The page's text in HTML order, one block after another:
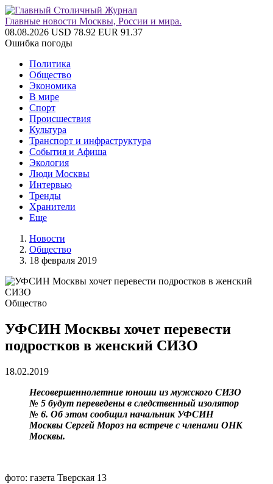
Главные новости Москвы, России и мира.
08.08.2026 USD 78.92 EUR 91.37
Ошибка погоды
Политика
Общество
Экономика
В мире
Спорт
Происшествия
Культура
Транспорт и инфраструктура
События и Афиша
Экология
Люди Москвы
Интервью
Тренды
Хранители
Еще
Новости
Общество
18 февраля 2019
Общество
УФСИН Москвы хочет перевести
подростков в женский СИЗО
18.02.2019
Несовершеннолетние юноши из мужского СИЗО
№ 5 будут переведены в следственный изолятор
№ 6. Об этом сообщил начальник УФСИН
Москвы Сергей Мороз на встрече с членами ОНК
Москвы.
фото: газета Тверская 13